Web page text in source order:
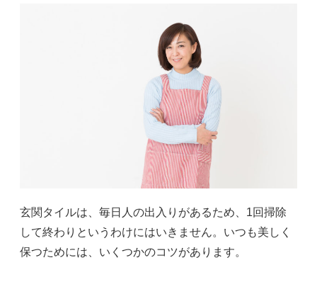
玄関タイルは、毎日人の出入りがあるため、1回掃除
して終わりというわけにはいきません。いつも美しく
保つためには、いくつかのコツがあります。